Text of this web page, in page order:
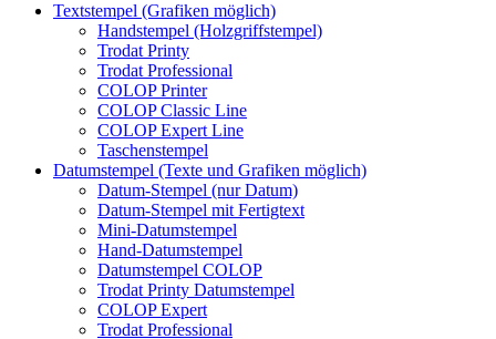
Textstempel (Grafiken möglich)
Handstempel (Holzgriffstempel)
Trodat Printy
Trodat Professional
COLOP Printer
COLOP Classic Line
COLOP Expert Line
Taschenstempel
Datumstempel (Texte und Grafiken möglich)
Datum-Stempel (nur Datum)
Datum-Stempel mit Fertigtext
Mini-Datumstempel
Hand-Datumstempel
Datumstempel COLOP
Trodat Printy Datumstempel
COLOP Expert
Trodat Professional